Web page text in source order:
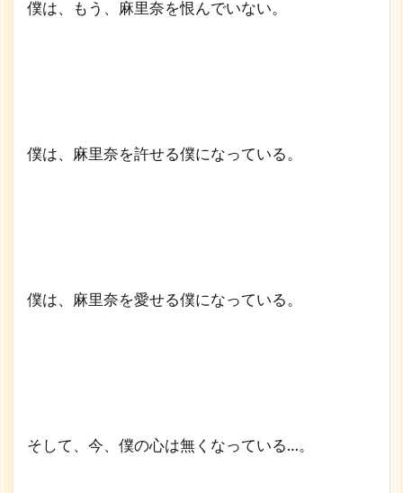
僕は、もう、麻里奈を恨んでいない。
僕は、麻里奈を許せる僕になっている。
僕は、麻里奈を愛せる僕になっている。
そして、今、僕の心は無くなっている…。